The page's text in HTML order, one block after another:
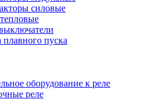
силовые
плавного пуска
оборудование к реле
реле